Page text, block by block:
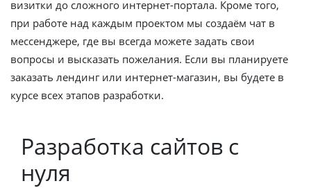
визитки до сложного интернет-портала. Кроме того,
при работе над каждым проектом мы создаём чат в
мессенджере, где вы всегда можете задать свои
вопросы и высказать пожелания. Если вы планируете
заказать лендинг или интернет-магазин, вы будете в
курсе всех этапов разработки.
Разработка сайтов с
нуля